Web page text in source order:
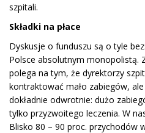
szpitali.
Składki na płace
Dyskusje o funduszu są o tyle
Polsce absolutnym monopolistą.
polega na tym, że dyrektorzy
kontraktować mało zabiegów,
dokładnie odwrotnie: dużo
tylko przyzwoitego leczenia. W
Blisko 80 – 90 proc. przychodów